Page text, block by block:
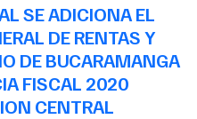
SE ADICIONA EL
DE RENTAS Y
DE BUCARAMANGA
FISCAL 2020
CENTRAL